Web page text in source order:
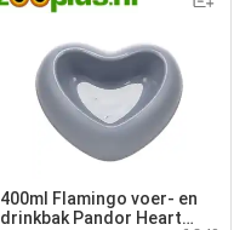
400ml Flamingo voer- en
drinkbak Pandor Heart